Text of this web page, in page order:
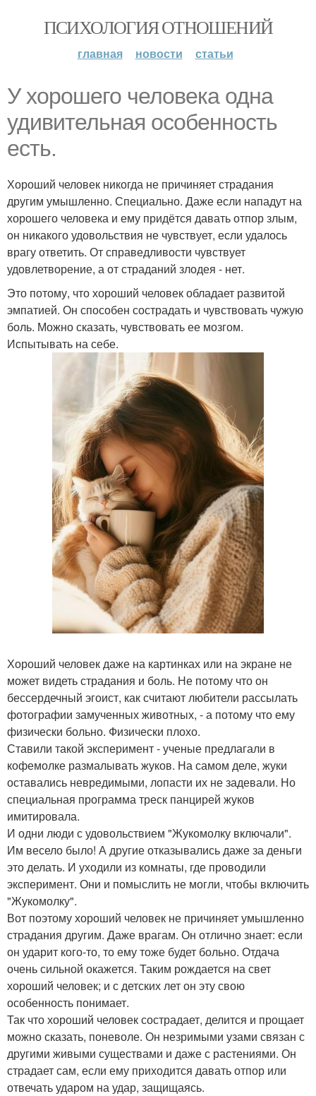
ПСИХОЛОГИЯ ОТНОШЕНИЙ
главная новости статьи
У хорошего человека одна
удивительная особенность
есть.
Хороший человек никогда не причиняет страдания
другим умышленно. Специально. Даже если нападут на
хорошего человека и ему придётся давать отпор злым,
он никакого удовольствия не чувствует, если удалось
врагу ответить. От справедливости чувствует
удовлетворение, а от страданий злодея - нет.
Это потому, что хороший человек обладает развитой
эмпатией. Он способен сострадать и чувствовать чужую
боль. Можно сказать, чувствовать ее мозгом.
Испытывать на себе.
Хороший человек даже на картинках или на экране не
может видеть страдания и боль. Не потому что он
бессердечный эгоист, как считают любители рассылать
фотографии замученных животных, - а потому что ему
физически больно. Физически плохо.
Ставили такой эксперимент - ученые предлагали в
кофемолке размалывать жуков. На самом деле, жуки
оставались невредимыми, лопасти их не задевали. Но
специальная программа треск панцирей жуков
имитировала.
И одни люди с удовольствием "Жукомолку включали".
Им весело было! А другие отказывались даже за деньги
это делать. И уходили из комнаты, где проводили
эксперимент. Они и помыслить не могли, чтобы включить
"Жукомолку".
Вот поэтому хороший человек не причиняет умышленно
страдания другим. Даже врагам. Он отлично знает: если
он ударит кого-то, то ему тоже будет больно. Отдача
очень сильной окажется. Таким рождается на свет
хороший человек; и с детских лет он эту свою
особенность понимает.
Так что хороший человек сострадает, делится и прощает
можно сказать, поневоле. Он незримыми узами связан с
другими живыми существами и даже с растениями. Он
страдает сам, если ему приходится давать отпор или
отвечать ударом на удар, защищаясь.